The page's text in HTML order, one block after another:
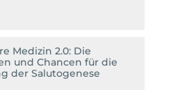
Medizin 2.0: Die
und Chancen für die
der Salutogenese